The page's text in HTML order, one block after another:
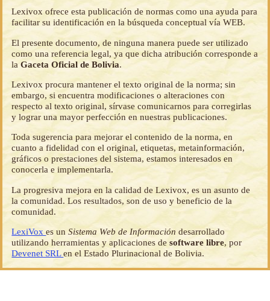
Lexivox ofrece esta publicación de normas como una ayuda para
facilitar su identificación en la búsqueda conceptual vía WEB.
El presente documento, de ninguna manera puede ser utilizado
como una referencia legal, ya que dicha atribución corresponde a
laGaceta Oficial de Bolivia.
Lexivox procura mantener el texto original de la norma; sin
embargo, si encuentra modificaciones o alteraciones con
respecto al texto original, sírvase comunicarnos para corregirlas
y lograr una mayor perfección en nuestras publicaciones.
Toda sugerencia para mejorar el contenido de la norma, en
cuanto a fidelidad con el original, etiquetas, metainformación,
gráficos o prestaciones del sistema, estamos interesados en
conocerla e implementarla.
La progresiva mejora en la calidad de Lexivox, es un asunto de
la comunidad. Los resultados, son de uso y beneficio de la
comunidad.
LexiVoxes unSistema Web de Información desarrollado
utilizando herramientas y aplicaciones desoftware libre, por
Devenet SRLen el Estado Plurinacional de Bolivia.